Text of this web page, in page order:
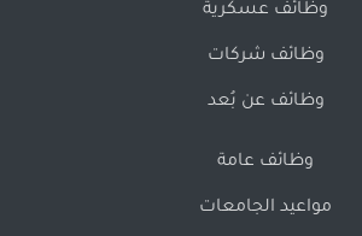
وظائف عسكرية
وظائف شركات
وظائف عن بُعد
وظائف عامة
مواعيد الجامعات